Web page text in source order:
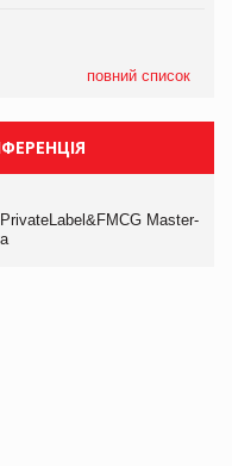
повний список
Master-